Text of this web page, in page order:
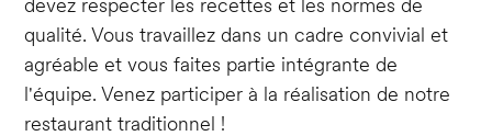
devez respecter les recettes et les normes de
qualité. Vous travaillez dans un cadre convivial et
agréable et vous faites partie intégrante de
l'équipe. Venez participer à la réalisation de notre
restaurant traditionnel !